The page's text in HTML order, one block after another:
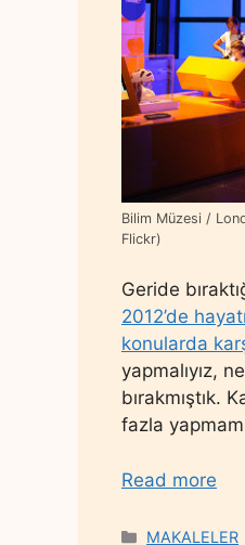
Bilim Müzesi /
Flickr)
Geride
2012’de
konularda
yapmalıyız,
bırakmıştık.
fazla
Read more
Categories
MAKALELER